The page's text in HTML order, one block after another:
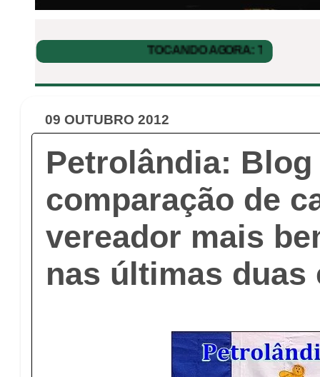
09 OUTUBRO 2012
Petrolândia: Blog
comparação de
vereador mais
nas últimas duas